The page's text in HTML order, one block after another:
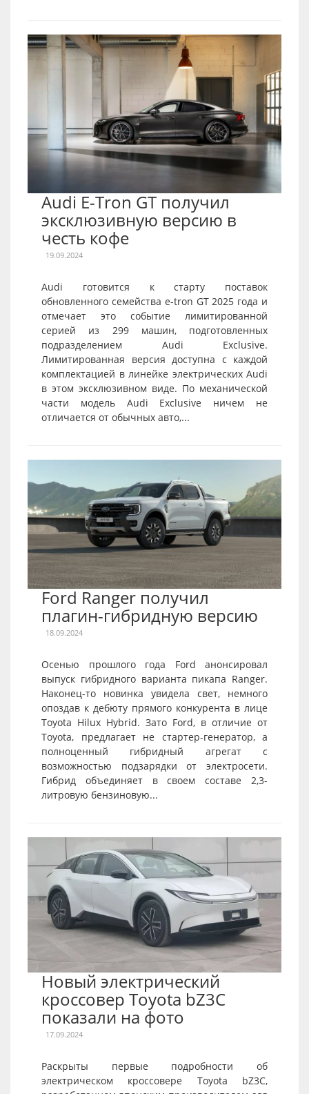
Audi E-Tron GT получил
эксклюзивную версию в
честь кофе
19.09.2024
Audi готовится к старту поставок
обновленного семейства e-tron GT 2025 года и
отмечает это событие лимитированной
серией из 299 машин, подготовленных
подразделением Audi Exclusive.
Лимитированная версия доступна с каждой
комплектацией в линейке электрических Audi
в этом эксклюзивном виде. По механической
части модель Audi Exclusive ничем не
отличается от обычных авто,...
Ford Ranger получил
плагин-гибридную версию
18.09.2024
Осенью прошлого года Ford анонсировал
выпуск гибридного варианта пикапа Ranger.
Наконец-то новинка увидела свет, немного
опоздав к дебюту прямого конкурента в лице
Toyota Hilux Hybrid. Зато Ford, в отличие от
Toyota, предлагает не стартер-генератор, а
полноценный гибридный агрегат с
возможностью подзарядки от электросети.
Гибрид объединяет в своем составе 2,3-
литровую бензиновую...
Новый электрический
кроссовер Toyota bZ3C
показали на фото
17.09.2024
Раскрыты первые подробности об
электрическом кроссовере Toyota bZ3C,